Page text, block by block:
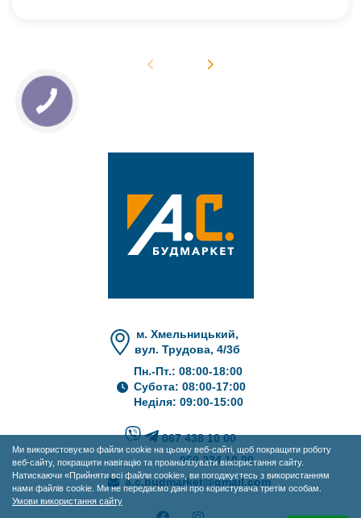
Ми використовуємо файли cookie на цьому веб-сайті, щоб покращити роботу
веб-сайту, покращити навігацію та проаналізувати використання сайту.
Натискаючи «Прийняти всі файли cookie», ви погоджуєтесь з використанням
нами файлів cookie. Ми не передаємо дані про користувача третім особам.
Умови використання сайту
м. Хмельницький,
вул. Трудова, 4/3б
Пн.-Пт.: 08:00-18:00
Субота: 08:00-17:00
Неділя: 09:00-15:00
067 438 10 00
050 234 10 00
a.c.budmarket@gmail.com